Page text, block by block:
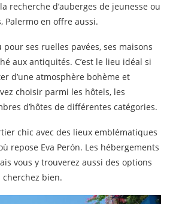
recherche d’auberges de jeunesse ou
Palermo en offre aussi.
pour ses ruelles pavées, ses maisons
aux antiquités. C’est le lieu idéal si
d’une atmosphère bohème et
choisir parmi les hôtels, les
d’hôtes de différentes catégories.
chic avec des lieux emblématiques
repose Eva Perón. Les hébergements
vous y trouverez aussi des options
cherchez bien.